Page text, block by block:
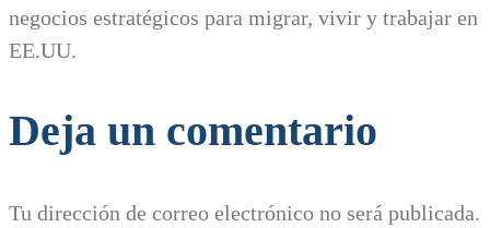
negocios estratégicos para migrar, vivir y trabajar en
EE.UU.
Deja un comentario
Tu dirección de correo electrónico no será publicada.